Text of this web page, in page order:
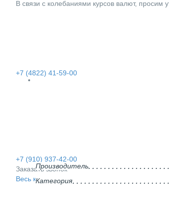
+7 (4822) 41-59-00
+7 (910) 937-42-00
Заказать звонок
Весь каталог
В связи с колебаниями курсов валют, просим
Производитель
Категория